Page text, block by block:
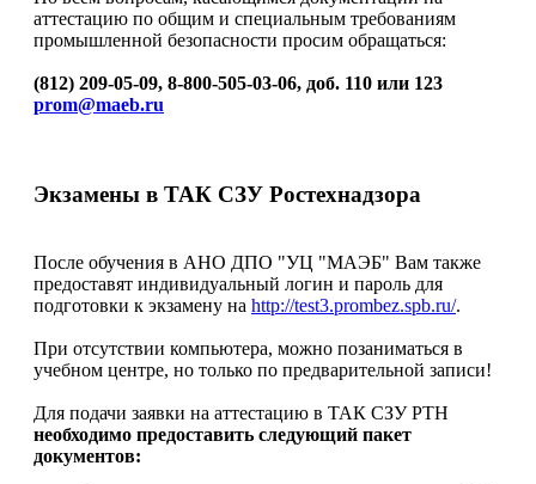
аттестацию по общим и специальным требованиям
промышленной безопасности просим обращаться:
(812) 209-05-09, 8-800-505-03-06, доб. 110 или 123
prom@maeb.ru
Экзамены в ТАК СЗУ Ростехнадзора
После обучения в АНО ДПО "УЦ "МАЭБ" Вам также
предоставят индивидуальный логин и пароль для
подготовки к экзамену на http://test3.prombez.spb.ru/.
При отсутствии компьютера, можно позаниматься в
учебном центре, но только по предварительной записи!
Для подачи заявки на аттестацию в ТАК СЗУ РТН
необходимо предоставить следующий пакет
документов: